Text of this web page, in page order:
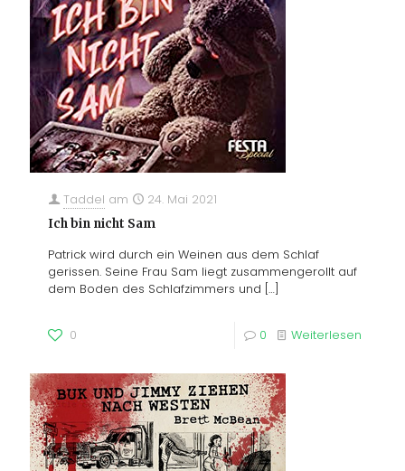
Taddel am 24. Mai 2021
Ich bin nicht Sam
Patrick wird durch ein Weinen aus dem Schlaf
gerissen. Seine Frau Sam liegt zusammengerollt auf
dem Boden des Schlafzimmers und […]
0 0 Weiterlesen